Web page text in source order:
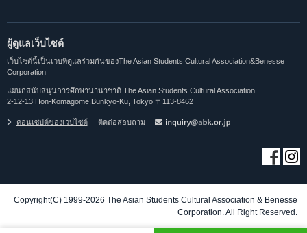
ผู้ดูแลเว็บไซต์
เว็บไซต์นี้เป็นเวบที่ดูแลร่วมกันของThe Asian Students Cultural Association&Benesse
Corporation
แผนกสนับสนุนการศึกษานานาชาติ The Asian Students Cultural Association
2-12-13 Hon-Komagome,Bunkyo-Ku, Tokyo 〒113-8462
คอนเซปต์ของเวบไซต์ ติดต่อสอบถาม
Copyright(C) 1999-2026 The Asian Students Cultural Association & Benesse
Corporation. All Right Reserved.